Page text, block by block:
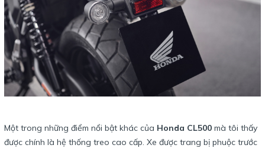
Một trong những điểm nổi bật khác của Honda CL500 mà tôi thấy
được chính là hệ thống treo cao cấp. Xe được trang bị phuộc trước